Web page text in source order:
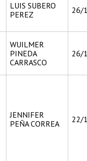
LUIS SUBERO
PEREZ
26/
WUILMER
PINEDA
CARRASCO
26/
JENNIFER
PEÑA CORREA
22/